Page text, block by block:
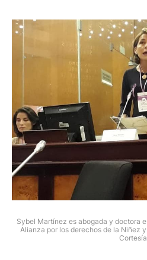
Sybel Martínez es abogada y doctora
Alianza por los derechos de la Niñez